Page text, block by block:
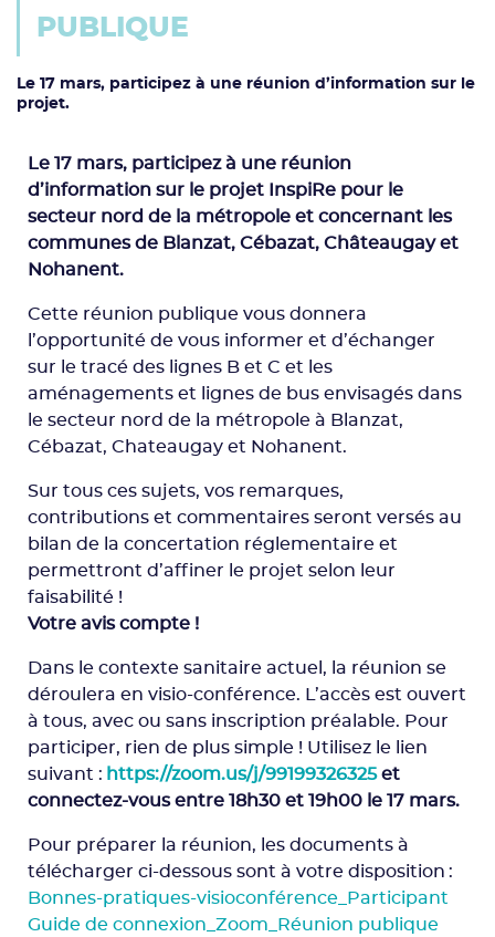
PUBLIQUE
Le 17 mars, participez à une réunion d’information sur le
projet.
Le 17 mars, participez à une réunion
d’information sur le projet InspiRe pour le
secteur nord de la métropole et concernant les
communes de Blanzat, Cébazat, Châteaugay et
Nohanent.
Cette réunion publique vous donnera
l’opportunité de vous informer et d’échanger
sur le tracé des lignes B et C et les
aménagements et lignes de bus envisagés dans
le secteur nord de la métropole à Blanzat,
Cébazat, Chateaugay et Nohanent.
Sur tous ces sujets, vos remarques,
contributions et commentaires seront versés au
bilan de la concertation réglementaire et
permettront d’affiner le projet selon leur
faisabilité !
Votre avis compte !
Dans le contexte sanitaire actuel, la réunion se
déroulera en visio-conférence. L’accès est ouvert
à tous, avec ou sans inscription préalable. Pour
participer, rien de plus simple ! Utilisez le lien
suivant : https://zoom.us/j/99199326325et
connectez-vous entre 18h30 et 19h00 le 17 mars.
Pour préparer la réunion, les documents à
télécharger ci-dessous sont à votre disposition :
Bonnes-pratiques-visioconférence_Participant
Guide de connexion_Zoom_Réunion publique